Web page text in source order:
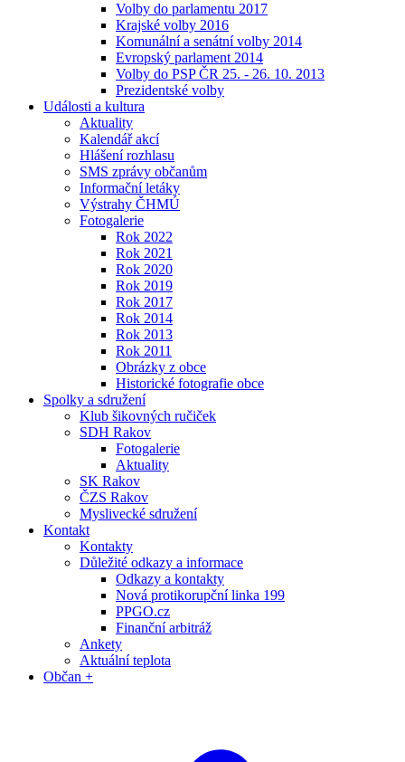
Volby do parlamentu 2017
Krajské volby 2016
Komunální a senátní volby 2014
Evropský parlament 2014
Volby do PSP ČR 25. - 26. 10. 2013
Prezidentské volby
Události a kultura
Aktuality
Kalendář akcí
Hlášení rozhlasu
SMS zprávy občanům
Informační letáky
Výstrahy ČHMÚ
Fotogalerie
Rok 2022
Rok 2021
Rok 2020
Rok 2019
Rok 2017
Rok 2014
Rok 2013
Rok 2011
Obrázky z obce
Historické fotografie obce
Spolky a sdružení
Klub šikovných ručiček
SDH Rakov
Fotogalerie
Aktuality
SK Rakov
ČZS Rakov
Myslivecké sdružení
Kontakt
Kontakty
Důležité odkazy a informace
Odkazy a kontakty
Nová protikorupční linka 199
PPGO.cz
Finanční arbitráž
Ankety
Aktuální teplota
Občan +